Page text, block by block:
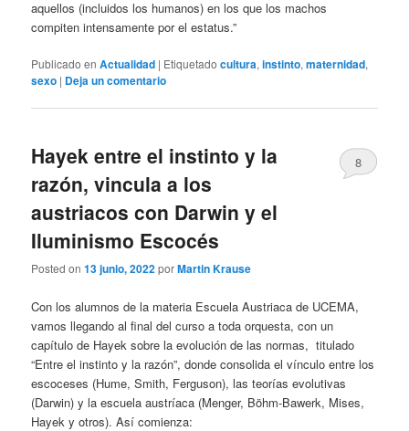
aquellos (incluidos los humanos) en los que los machos
compiten intensamente por el estatus.”
Publicado en Actualidad | Etiquetado cultura,instinto,maternidad,
sexo | Deja un comentario
Hayek entre el instinto y la
razón, vincula a los
austriacos con Darwin y el
Iluminismo Escocés
Posted on13 junio, 2022porMartin Krause
8
Con los alumnos de la materia Escuela Austriaca de UCEMA,
vamos llegando al final del curso a toda orquesta, con un
capítulo de Hayek sobre la evolución de las normas, titulado
“Entre el instinto y la razón”, donde consolida el vínculo entre los
escoceses (Hume, Smith, Ferguson), las teorías evolutivas
(Darwin) y la escuela austríaca (Menger, Böhm-Bawerk, Mises,
Hayek y otros). Así comienza: